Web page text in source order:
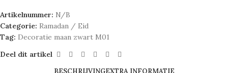
Artikelnummer: N/B
Categorie: Ramadan / Eid
Tag: Decoratie maan zwart M01
Deel dit artikel
BESCHRIJVINGEXTRA INFORMATIE